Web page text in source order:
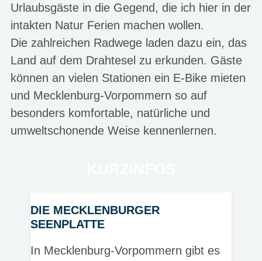
Urlaubsgäste in die Gegend, die ich hier in der
intakten Natur Ferien machen wollen.
Die zahlreichen Radwege laden dazu ein, das
Land auf dem Drahtesel zu erkunden. Gäste
können an vielen Stationen ein E-Bike mieten
und Mecklenburg-Vorpommern so auf
besonders komfortable, natürliche und
umweltschonende Weise kennenlernen.
DIE MECKLENBURGER
SEENPLATTE
In Mecklenburg-Vorpommern gibt es